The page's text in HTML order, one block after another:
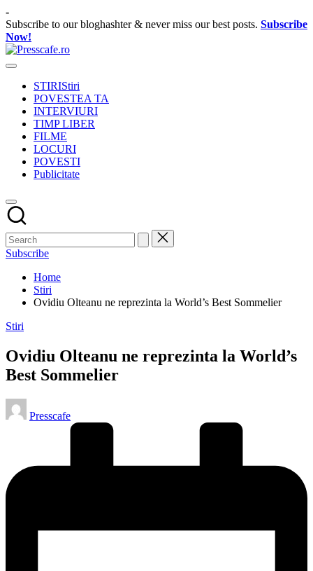
Skip
to
content
-
Subscribe to our bloghashter & never miss our best posts. Subscribe
Now!
Presscafe.ro
Cafeneau
urbaneSTIRIStiri
POVESTEA TA
INTERVIURI
TIMP LIBER
FILME
LOCURI
POVESTI
Publicitate
Subscribe
Home
Stiri
Ovidiu Olteanu ne reprezinta la World’s Best Sommelier
Posted
Stiri
Ovidiu Olteanu ne reprezinta la World’s
Best Sommelier
Posted
by
Presscafe